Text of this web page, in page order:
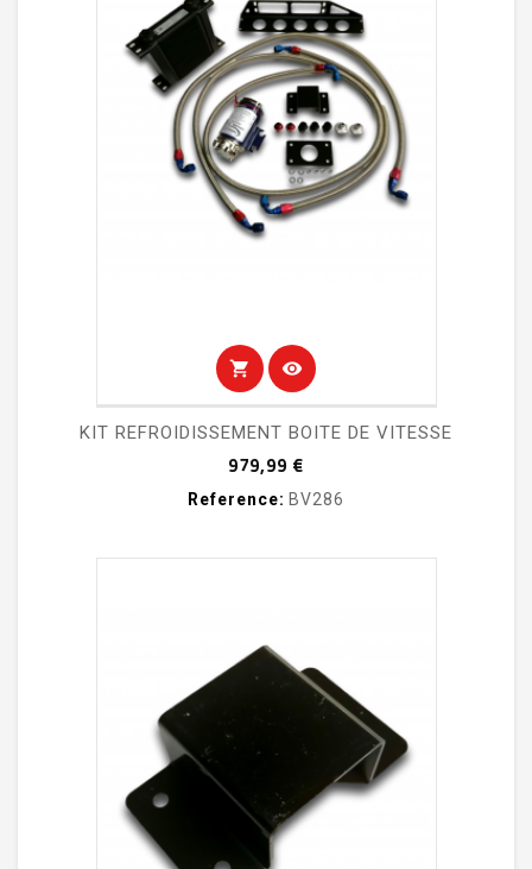
shopping_cart visibility
KIT REFROIDISSEMENT BOITE DE VITESSE
979,99 €
Reference: BV286